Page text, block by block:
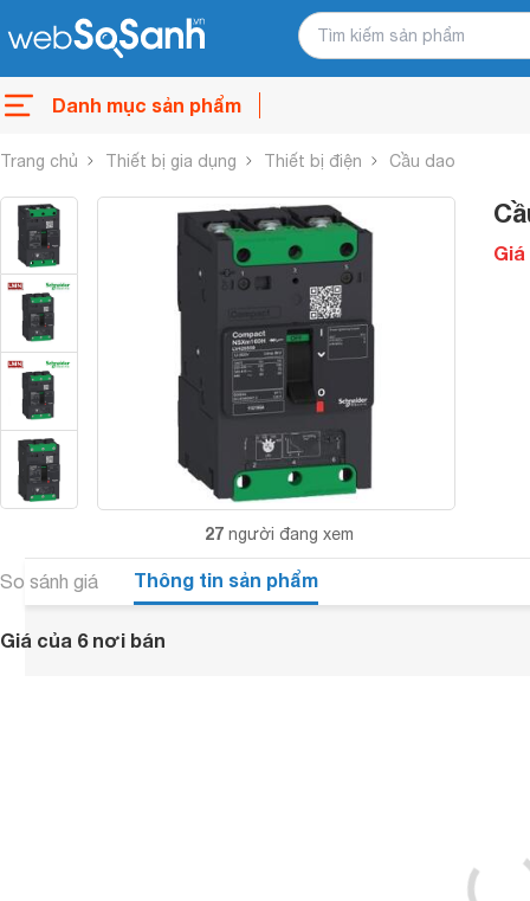
Danh mục sản phẩm
Trang chủ Thiết bị gia dụng Thiết bị điện Cầu dao
27 người đang xem
Giá
So sánh giá Thông tin sản phẩm
Giá của 6 nơi bán